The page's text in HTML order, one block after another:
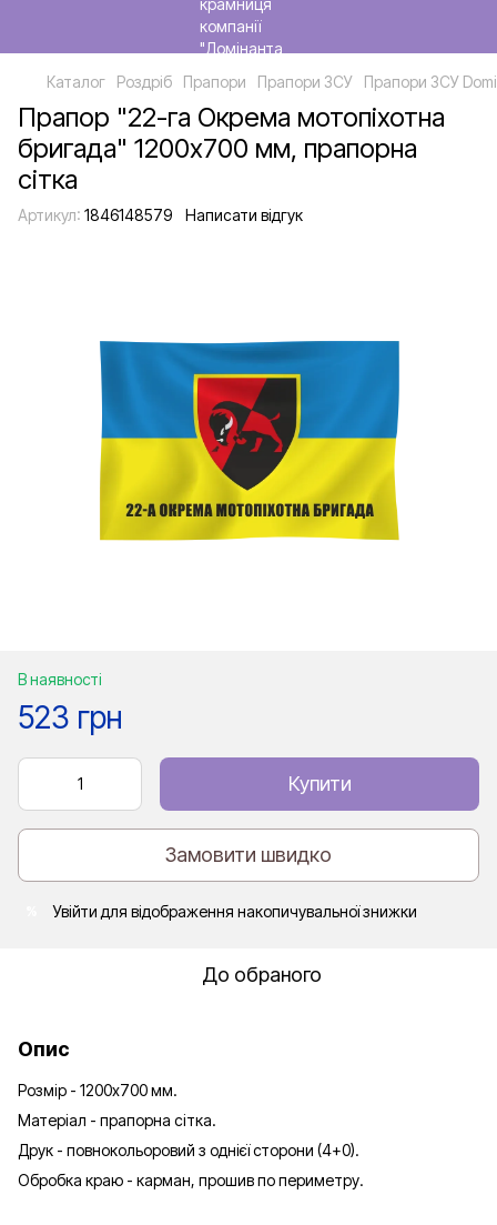
Каталог Роздріб Прапори Прапори ЗСУ Прапори ЗСУ
Прапор "22-га Окрема мотопіхотна
бригада" 1200х700 мм, прапорна
сітка
Артикул: 1846148579 Написати відгук
В наявності
523 грн
Купити
Замовити швидко
Увійти для відображення накопичувальної знижки
До обраного
Опис
Розмір - 1200х700 мм.
Матеріал - прапорна сітка.
Друк - повнокольоровий з однієї сторони (4+0).
Обробка краю - карман, прошив по периметру.